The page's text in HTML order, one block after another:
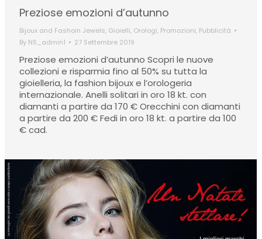
Preziose emozioni d’autunno
Bijoux and Fashoin Jewels, Gioielli, Orologi, Promozioni, Pubblicità
By NS_admin1 27 Settembre 2019
Preziose emozioni d’autunno Scopri le nuove
collezioni e risparmia fino al 50% su tutta la
gioielleria, la fashion bijoux e l’orologeria
internazionale. Anelli solitari in oro 18 kt. con
diamanti a partire da 170 € Orecchini con diamanti
a partire da 200 € Fedi in oro 18 kt. a partire da 100
€ cad.